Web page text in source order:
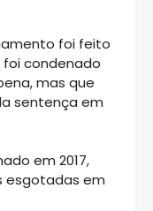
foi feito
foi condenado
mas que
sentença em
em 2017,
esgotadas em